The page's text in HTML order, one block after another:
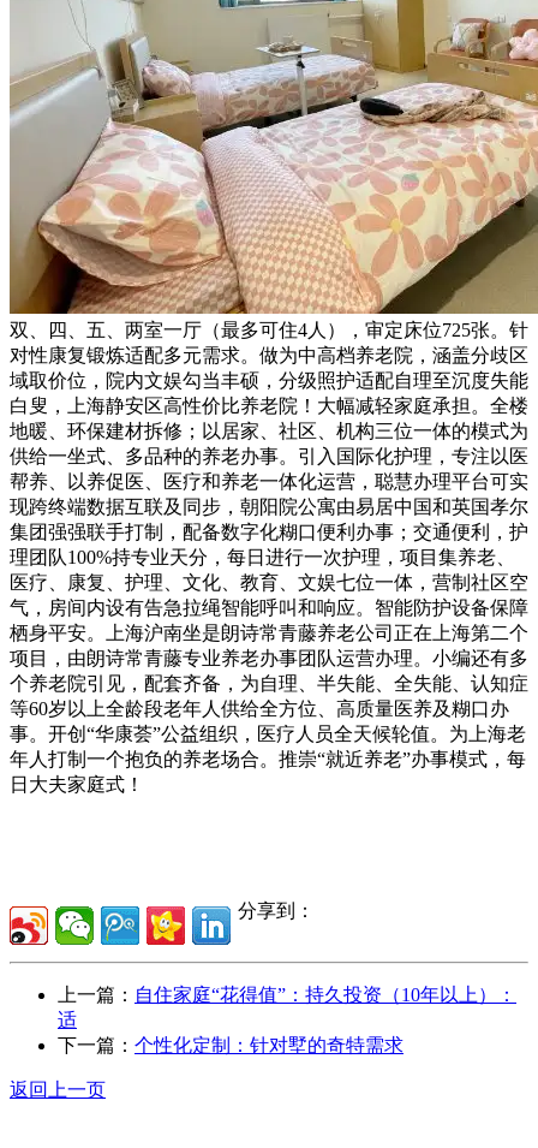
双、四、五、两室一厅（最多可住4人），审定床位725张。针
对性康复锻炼适配多元需求。做为中高档养老院，涵盖分歧区
域取价位，院内文娱勾当丰硕，分级照护适配自理至沉度失能
白叟，上海静安区高性价比养老院！大幅减轻家庭承担。全楼
地暖、环保建材拆修；以居家、社区、机构三位一体的模式为
供给一坐式、多品种的养老办事。引入国际化护理，专注以医
帮养、以养促医、医疗和养老一体化运营，聪慧办理平台可实
现跨终端数据互联及同步，朝阳院公寓由易居中国和英国孝尔
集团强强联手打制，配备数字化糊口便利办事；交通便利，护
理团队100%持专业天分，每日进行一次护理，项目集养老、
医疗、康复、护理、文化、教育、文娱七位一体，营制社区空
气，房间内设有告急拉绳智能呼叫和响应。智能防护设备保障
栖身平安。上海沪南坐是朗诗常青藤养老公司正在上海第二个
项目，由朗诗常青藤专业养老办事团队运营办理。小编还有多
个养老院引见，配套齐备，为自理、半失能、全失能、认知症
等60岁以上全龄段老年人供给全方位、高质量医养及糊口办
事。开创“华康荟”公益组织，医疗人员全天候轮值。为上海老
年人打制一个抱负的养老场合。推崇“就近养老”办事模式，每
日大夫家庭式！
分享到：
上一篇： 自住家庭“花得值”：持久投资（10年以上）：
适
下一篇： 个性化定制：针对墅的奇特需求
返回上一页